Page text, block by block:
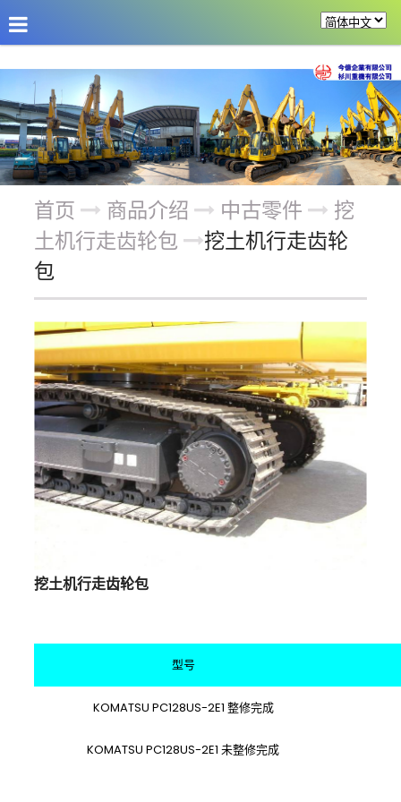
公司介绍 最新消息 改装机具
首页 商品介绍 中古零件
挖
土机行走齿轮包
挖土机行走齿轮
包
挖土机行走齿轮包
型号
KOMATSU PC128US-2E1 整修完成
KOMATSUPC128US-2E1 未整修完成